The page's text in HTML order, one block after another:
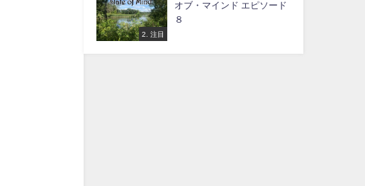
2. 注目
オブ・マインド エピソード
８